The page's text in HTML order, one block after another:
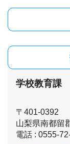
学校教育課
〒401-0392
山梨県南都留
電話 : 0555-